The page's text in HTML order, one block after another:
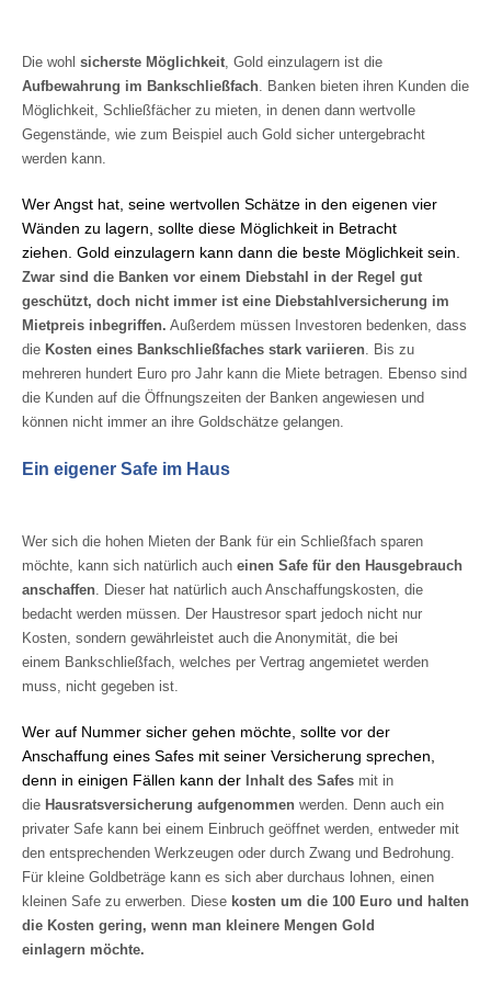
Die wohl sicherste Möglichkeit, Gold einzulagern ist die
Aufbewahrung im Bankschließfach. Banken bieten ihren Kunden die
Möglichkeit, Schließfächer zu mieten, in denen dann wertvolle
Gegenstände, wie zum Beispiel auch Gold sicher untergebracht
werden kann.
Wer Angst hat, seine wertvollen Schätze in den eigenen vier
Wänden zu lagern, sollte diese Möglichkeit in Betracht
ziehen. Gold einzulagern kann dann die beste Möglichkeit sein.
Zwar sind die Banken vor einem Diebstahl in der Regel gut
geschützt, doch nicht immer ist eine Diebstahlversicherung im
Mietpreis inbegriffen. Außerdem müssen Investoren bedenken, dass
die Kosten eines Bankschließfaches stark variieren. Bis zu
mehreren hundert Euro pro Jahr kann die Miete betragen. Ebenso sind
die Kunden auf die Öffnungszeiten der Banken angewiesen und
können nicht immer an ihre Goldschätze gelangen.
Ein eigener Safe im Haus
Wer sich die hohen Mieten der Bank für ein Schließfach sparen
möchte, kann sich natürlich auch einen Safe für den Hausgebrauch
anschaffen. Dieser hat natürlich auch Anschaffungskosten, die
bedacht werden müssen. Der Haustresor spart jedoch nicht nur
Kosten, sondern gewährleistet auch die Anonymität, die bei
einem Bankschließfach, welches per Vertrag angemietet werden
muss, nicht gegeben ist.
Wer auf Nummer sicher gehen möchte, sollte vor der
Anschaffung eines Safes mit seiner Versicherung sprechen,
denn in einigen Fällen kann der Inhalt des Safes mit in
die Hausratsversicherung aufgenommen werden. Denn auch ein
privater Safe kann bei einem Einbruch geöffnet werden, entweder mit
den entsprechenden Werkzeugen oder durch Zwang und Bedrohung.
Für kleine Goldbeträge kann es sich aber durchaus lohnen, einen
kleinen Safe zu erwerben. Diese kosten um die 100 Euro und halten
die Kosten gering, wenn man kleinere Mengen Gold
einlagern möchte.